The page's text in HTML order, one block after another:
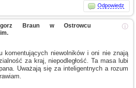
Odpowiedz
ⓘ
Braun w Ostrowcu
komentujących niewolników i oni nie znają
za kraj, niepodległość. Ta masa lubi
Uważają się za inteligentnycha rozum